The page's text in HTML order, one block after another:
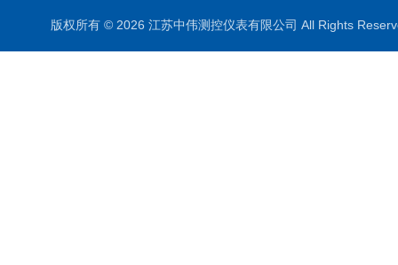
版权所有 © 2026 江苏中伟测控仪表有限公司 All Rights